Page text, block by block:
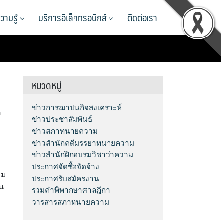
ามรู้ บริการอิเล็กทรอนิกส์ ติดต่อเรา
หมวดหมู่
ข่าวการฌาปนกิจสงเคราะห์
ข่าวประชาสัมพันธ์
ข่าวสภาทนายความ
ข่าวสำนักคดีมรรยาทนายความ
ข่าวสำนักฝึกอบรมวิชาว่าความ
ประกาศจัดซื้อจัดจ้าง
ประกาศรับสมัครงาน
รวมคำพิพากษาศาลฎีกา
วารสารสภาทนายความ